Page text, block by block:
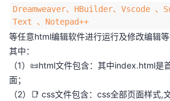
Dreamweaver、HBuilder、Vscode 、
Text 、Notepad++
等任意html编辑软件进行运行及修改编辑等
其中：
（1）📜html文件包含：其中index.html是
面；
（2）📑 css文件包含：css全部页面样式,